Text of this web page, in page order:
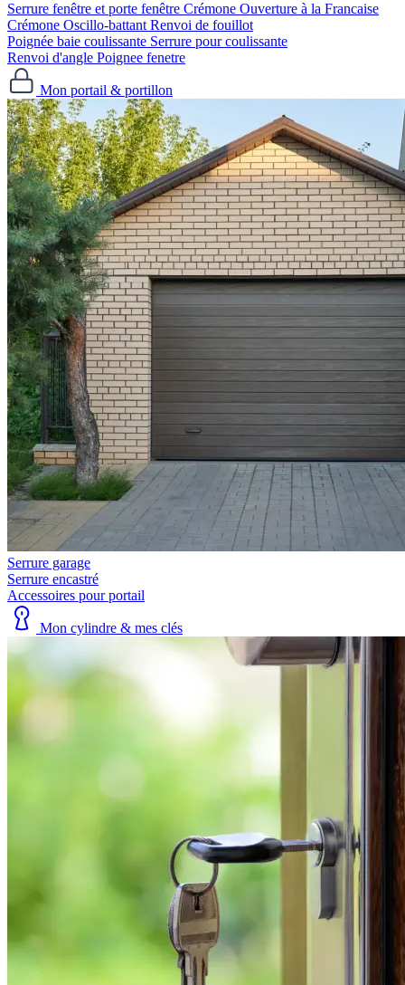
Serrure fenêtre et porte fenêtre
Crémone Ouverture à la Francaise
Crémone Oscillo-battant Renvoi de fouillot
Poignée baie coulissante Serrure pour coulissante
Renvoi d'angle Poignee fenetre
Mon portail & portillon
Serrure garage
Serrure encastré
Accessoires pour portail
Mon cylindre & mes clés